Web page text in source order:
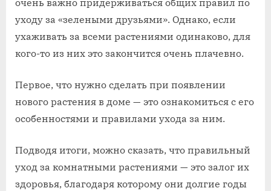
очень важно придерживаться общих правил по
уходу за «зелеными друзьями». Однако, если
ухаживать за всеми растениями одинаково, для
кого-то из них это закончится очень плачевно.
Первое, что нужно сделать при появлении
нового растения в доме — это ознакомиться с его
особенностями и правилами ухода за ним.
Подводя итоги, можно сказать, что правильный
уход за комнатными растениями — это залог их
здоровья, благодаря которому они долгие годы